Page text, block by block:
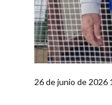
26 de junio de 2026